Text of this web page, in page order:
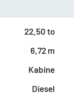
22,50 to
6,72 m
Kabine
Diesel
ab 21